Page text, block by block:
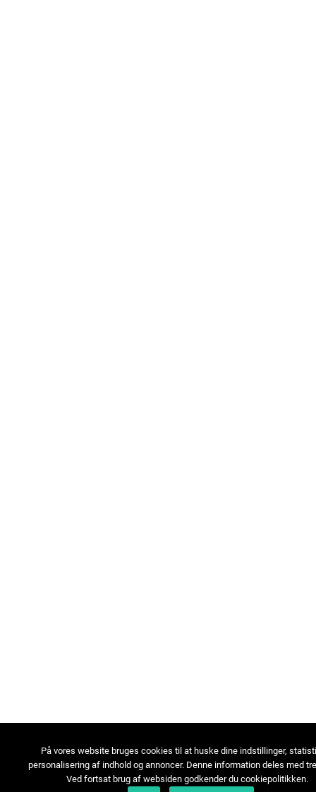
På vores website bruges cookies til at huske dine indstillinger,
personalisering af indhold og annoncer. Denne information deles med
Ved fortsat brug af websiden godkender du cookiepolitikken.